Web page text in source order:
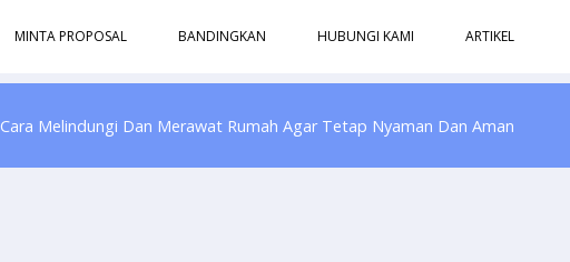
MINTA PROPOSAL BANDINGKAN HUBUNGI KAMI ARTIKEL
Cara Melindungi Dan Merawat Rumah Agar Tetap Nyaman Dan Aman